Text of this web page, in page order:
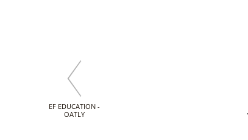
EF EDUCATION -
OATLY